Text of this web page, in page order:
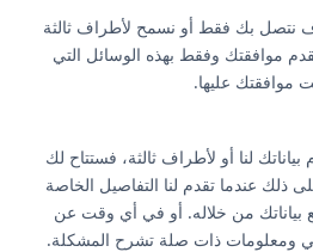
نتصل بك فقط أو نسمح لأطراف ثالثة
موافقتك وفقط بهذه الوسائل التي
موافقتك عليها.
لنا أو لأطراف ثالثة، فستتاح لك
عندما تقدم لنا التفاصيل الخاصة
بياناتك من خلاله. أو في أي وقت عن
ومعلومات ذات صلة تشرح المشكلة.